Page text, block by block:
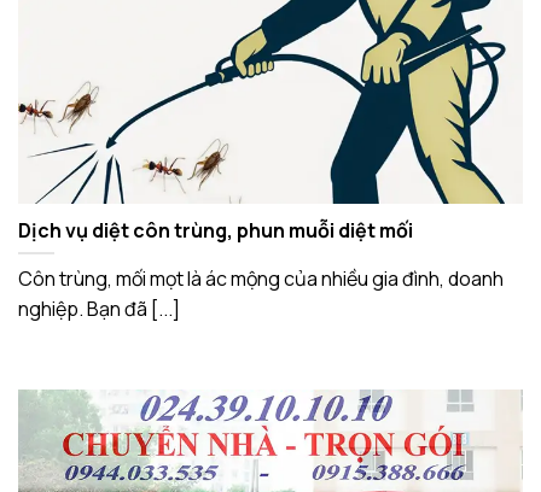
Dịch vụ diệt côn trùng, phun muỗi diệt mối
Côn trùng, mối mọt là ác mộng của nhiều gia đình, doanh
nghiệp. Bạn đã [...]